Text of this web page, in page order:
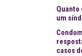
Quanto
um
casos